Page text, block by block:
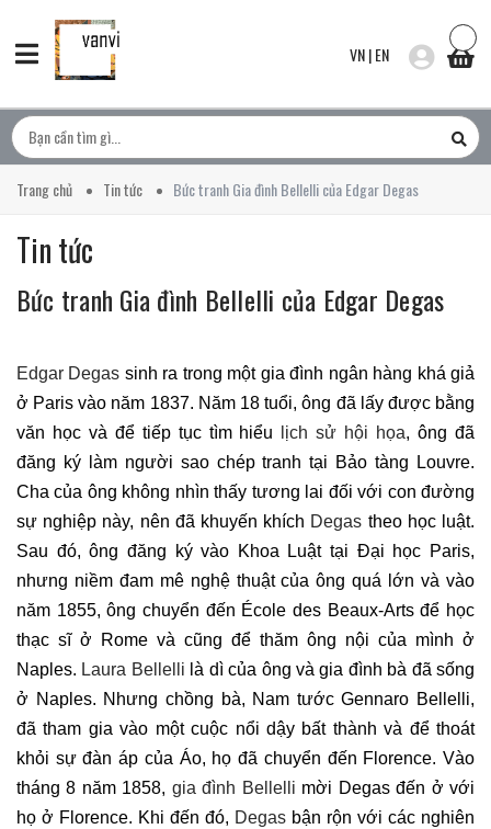
VN|EN
Trang chủ Tin tức Bức tranh Gia đình Bellelli của Edgar Degas
Tin tức
Bức tranh Gia đình Bellelli của Edgar Degas
Edgar Degas sinh ra trong một gia đình ngân hàng khá giả
ở Paris vào năm 1837. Năm 18 tuổi, ông đã lấy được bằng
văn học và để tiếp tục tìm hiểu
lịch sử hội họa, ông đã
đăng ký làm người sao chép tranh tại Bảo tàng Louvre.
Cha của ông không nhìn thấy tương lai đối với con đường
sự nghiệp này, nên đã khuyến khích Degas theo học luật.
Sau đó, ông đăng ký vào Khoa Luật tại Đại học Paris,
nhưng niềm đam mê nghệ thuật của ông quá lớn và vào
năm 1855, ông chuyển đến École des Beaux-Arts để học
thạc sĩ ở Rome và cũng để thăm ông nội của mình ở
Naples. Laura Bellelli là dì của ông và gia đình bà đã sống
ở Naples. Nhưng chồng bà, Nam tước Gennaro Bellelli,
đã tham gia vào một cuộc nổi dậy bất thành và để thoát
khỏi sự đàn áp của Áo, họ đã chuyển đến Florence. Vào
tháng 8 năm 1858, gia đình Bellelli mời Degas đến ở với
họ ở Florence. Khi đến đó, Degas bận rộn với các nghiên